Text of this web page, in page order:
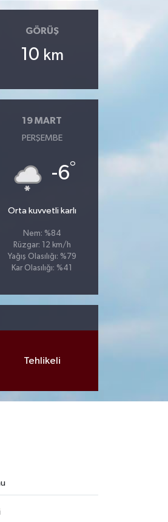
GÖRÜŞ
10 km
19 MART
PERŞEMBE
-6°
Orta kuvvetli karlı
Nem: %84
Rüzgar: 12 km/h
Yağış Olasılığı: %79
Kar Olasılığı: %41
Tehlikeli